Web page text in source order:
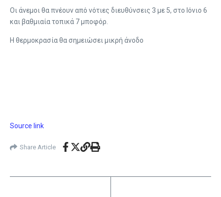
Οι άνεμοι θα πνέουν από νότιες διευθύνσεις 3 με 5, στο Ιόνιο 6
και βαθμιαία τοπικά 7 μποφόρ.
Η θερμοκρασία θα σημειώσει μικρή άνοδο
Source link
Share Article